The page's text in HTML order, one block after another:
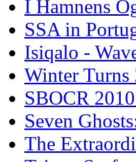
I Hamnens
SSA in
Isiqalo -
Winter Turns
SBOCR
Seven
The